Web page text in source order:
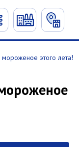
этого лета!